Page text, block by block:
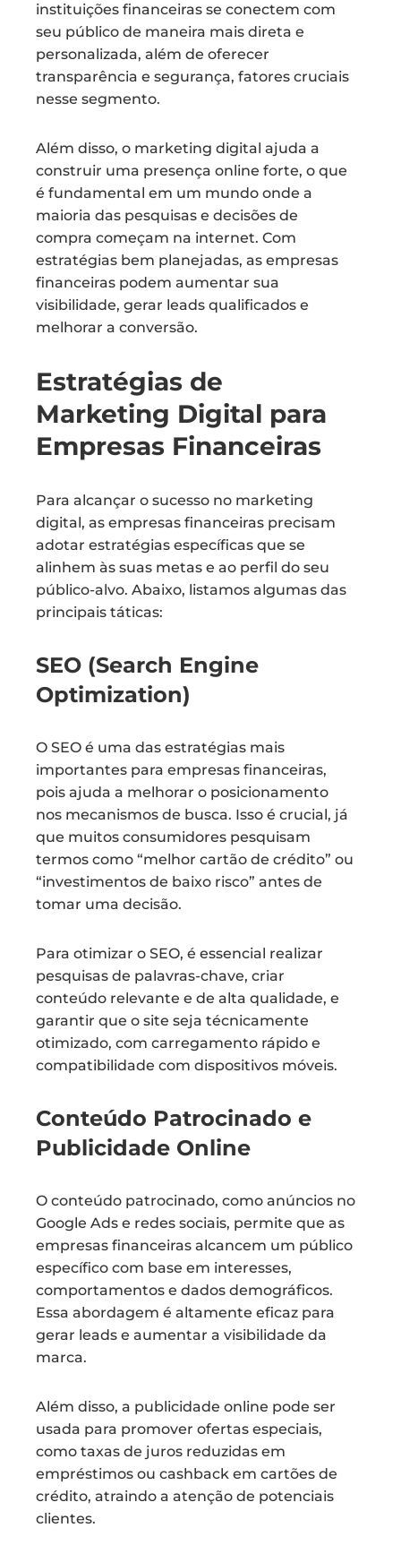
instituições financeiras se conectem com
seu público de maneira mais direta e
personalizada, além de oferecer
transparência e segurança, fatores cruciais
nesse segmento.
Além disso, o marketing digital ajuda a
construir uma presença online forte, o que
é fundamental em um mundo onde a
maioria das pesquisas e decisões de
compra começam na internet. Com
estratégias bem planejadas, as empresas
financeiras podem aumentar sua
visibilidade, gerar leads qualificados e
melhorar a conversão.
Estratégias de
Marketing Digital para
Empresas Financeiras
Para alcançar o sucesso no marketing
digital, as empresas financeiras precisam
adotar estratégias específicas que se
alinhem às suas metas e ao perfil do seu
público-alvo. Abaixo, listamos algumas das
principais táticas:
SEO (Search Engine
Optimization)
O SEO é uma das estratégias mais
importantes para empresas financeiras,
pois ajuda a melhorar o posicionamento
nos mecanismos de busca. Isso é crucial, já
que muitos consumidores pesquisam
termos como “melhor cartão de crédito” ou
“investimentos de baixo risco” antes de
tomar uma decisão.
Para otimizar o SEO, é essencial realizar
pesquisas de palavras-chave, criar
conteúdo relevante e de alta qualidade, e
garantir que o site seja técnicamente
otimizado, com carregamento rápido e
compatibilidade com dispositivos móveis.
Conteúdo Patrocinado e
Publicidade Online
O conteúdo patrocinado, como anúncios no
Google Ads e redes sociais, permite que as
empresas financeiras alcancem um público
específico com base em interesses,
comportamentos e dados demográficos.
Essa abordagem é altamente eficaz para
gerar leads e aumentar a visibilidade da
marca.
Além disso, a publicidade online pode ser
usada para promover ofertas especiais,
como taxas de juros reduzidas em
empréstimos ou cashback em cartões de
crédito, atraindo a atenção de potenciais
clientes.